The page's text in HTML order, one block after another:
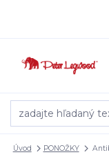
Úvod PONOŽKY